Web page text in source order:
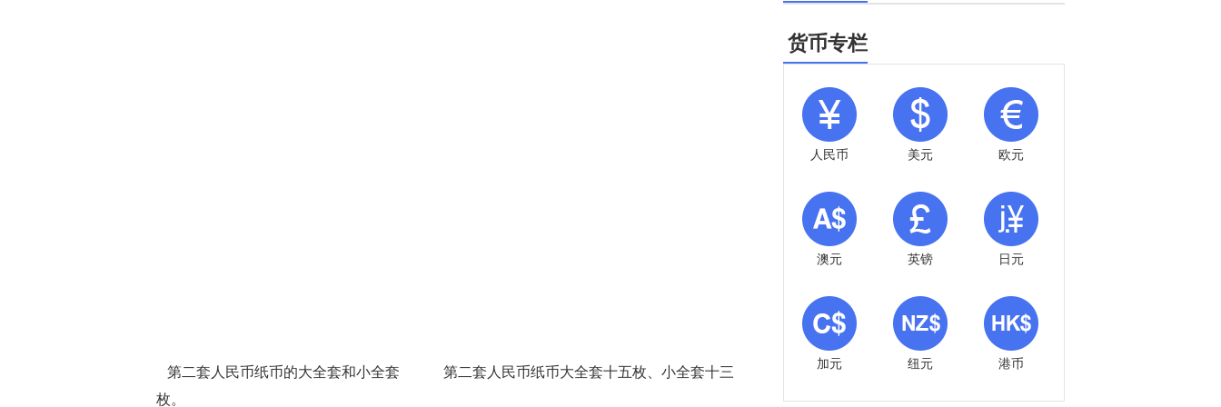
第二套人民币纸币的大全套和小全套 第二套人民币纸币大全套十五枚、小全套十三
枚。
货币专栏
人民币 美元 欧元
澳元 英镑 日元
加元 纽元 港币